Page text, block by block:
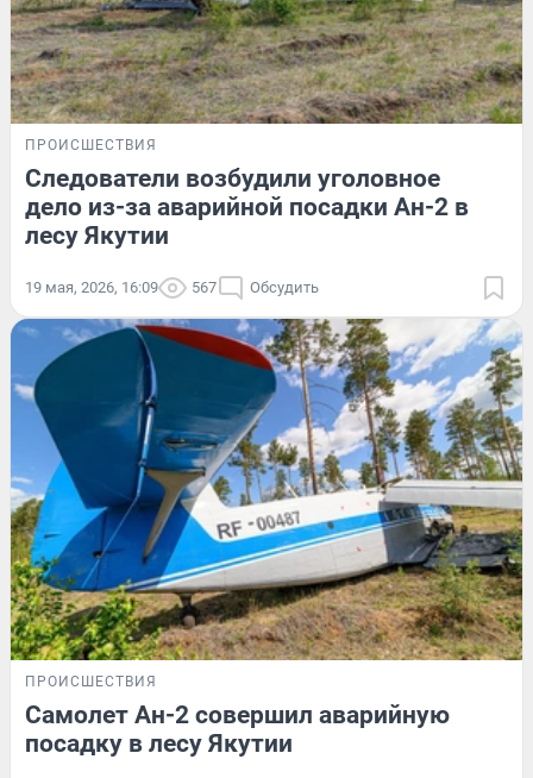
ПРОИСШЕСТВИЯ
Следователи возбудили уголовное
дело из-за аварийной посадки Ан-2 в
лесу Якутии
19 мая, 2026, 16:09 567 Обсудить
ПРОИСШЕСТВИЯ
Самолет Ан-2 совершил аварийную
посадку в лесу Якутии